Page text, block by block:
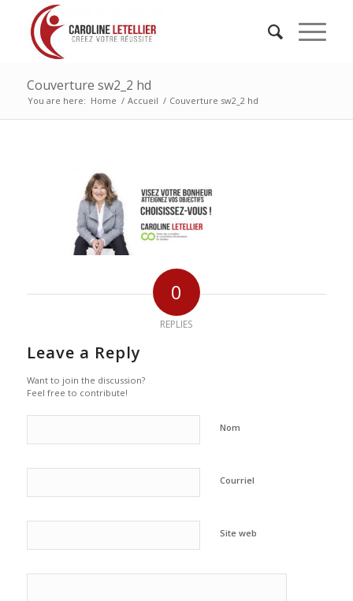
Couverture sw2_2 hd
You are here: Home / Accueil / Couverture sw2_2 hd
0
REPLIES
Leave a Reply
Want to join the discussion?
Feel free to contribute!
Nom
Courriel
Site web